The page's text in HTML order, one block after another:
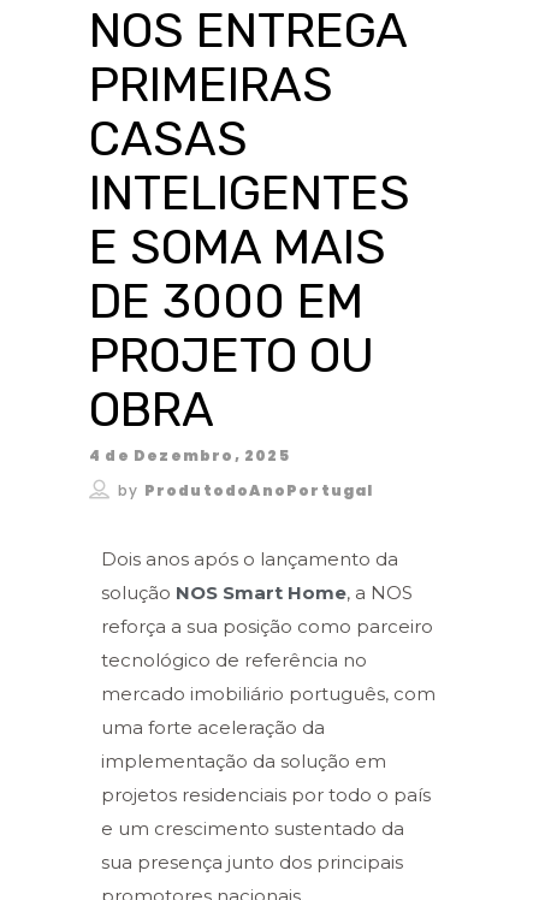
NOS ENTREGA
PRIMEIRAS
CASAS
INTELIGENTES
E SOMA MAIS
DE 3000 EM
PROJETO OU
OBRA
4 de Dezembro, 2025
by ProdutodoAnoPortugal
Dois anos após o lançamento da
solução NOS Smart Home, a NOS
reforça a sua posição como parceiro
tecnológico de referência no
mercado imobiliário português, com
uma forte aceleração da
implementação da solução em
projetos residenciais por todo o país
e um crescimento sustentado da
sua presença junto dos principais